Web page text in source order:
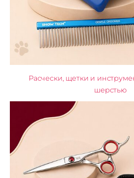
Расчески, щетки и
шерстью